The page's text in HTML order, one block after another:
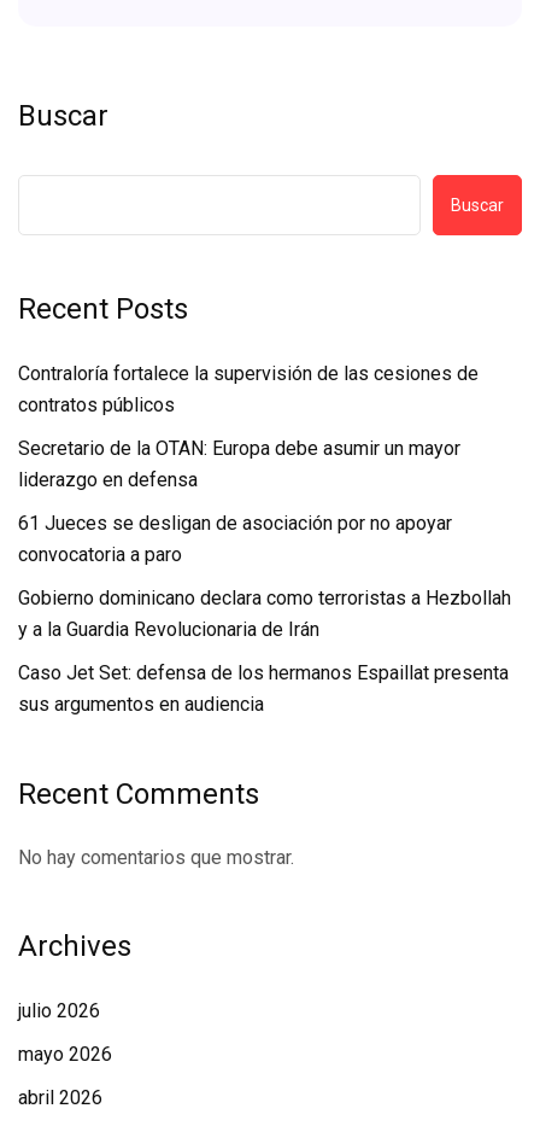
Buscar
Buscar
Recent Posts
Contraloría fortalece la supervisión de las cesiones de
contratos públicos
Secretario de la OTAN: Europa debe asumir un mayor
liderazgo en defensa
61 Jueces se desligan de asociación por no apoyar
convocatoria a paro
Gobierno dominicano declara como terroristas a Hezbollah
y a la Guardia Revolucionaria de Irán
Caso Jet Set: defensa de los hermanos Espaillat presenta
sus argumentos en audiencia
Recent Comments
No hay comentarios que mostrar.
Archives
julio 2026
mayo 2026
abril 2026